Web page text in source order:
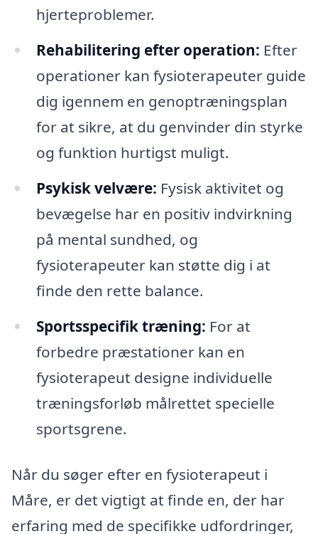
hjerteproblemer.
Rehabilitering efter operation: Efter
operationer kan fysioterapeuter guide
dig igennem en genoptræningsplan
for at sikre, at du genvinder din styrke
og funktion hurtigst muligt.
Psykisk velvære: Fysisk aktivitet og
bevægelse har en positiv indvirkning
på mental sundhed, og
fysioterapeuter kan støtte dig i at
finde den rette balance.
Sportsspecifik træning: For at
forbedre præstationer kan en
fysioterapeut designe individuelle
træningsforløb målrettet specielle
sportsgrene.
Når du søger efter en fysioterapeut i
Måre, er det vigtigt at finde en, der har
erfaring med de specifikke udfordringer,